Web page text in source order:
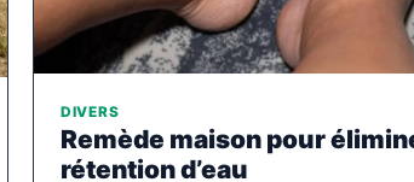
DIVERS
Remède maison pour
rétention d’eau